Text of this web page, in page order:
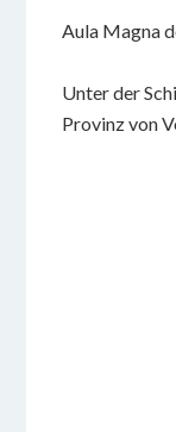
Aula Magna
Unter der
Provinz von